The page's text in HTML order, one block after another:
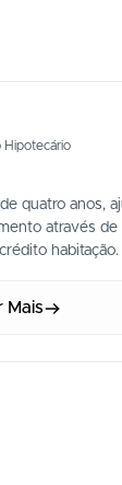
Hipotecário
quatro anos,
através de
habitação.
Mais